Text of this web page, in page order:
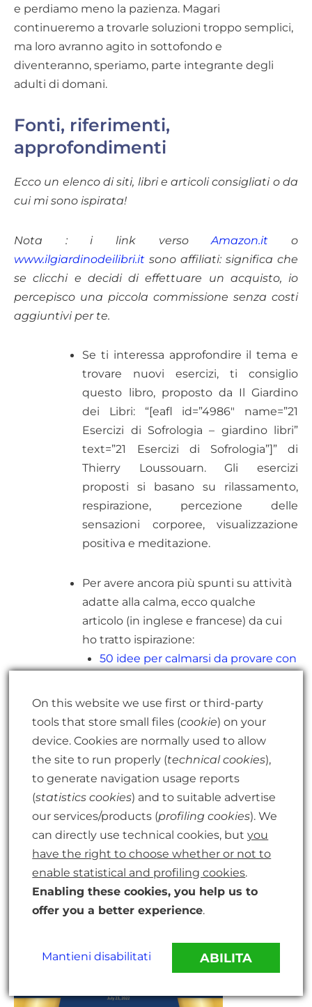
e perdiamo meno la pazienza. Magari
continueremo a trovarle soluzioni troppo semplici,
ma loro avranno agito in sottofondo e
diventeranno, speriamo, parte integrante degli
adulti di domani.
Fonti, riferimenti,
approfondimenti
Ecco un elenco di siti, libri e articoli consigliati o da
cui mi sono ispirata!
Nota : i link versoAmazon.it o
www.ilgiardinodeilibri.it sono affiliati: significa che
se clicchi e decidi di effettuare un acquisto, io
percepisco una piccola commissione senza costi
aggiuntivi per te.
Se ti interessa approfondire il tema e
trovare nuovi esercizi, ti consiglio
questo libro, proposto da Il Giardino
dei Libri: “[eafl id=”4986″ name=”21
Esercizi di Sofrologia – giardino libri”
text=”21 Esercizi di Sofrologia”]” di
Thierry Loussouarn. Gli esercizi
proposti si basano su rilassamento,
respirazione, percezione delle
sensazioni corporee, visualizzazione
positiva e meditazione.
Per avere ancora più spunti su attività
adatte alla calma, ecco qualche
articolo (in inglese e francese) da cui
ho tratto ispirazione:
50 idee per calmarsi da provare con
8 tecniche per calmarsi, per
bambini piccoli
12 consigli per ridurre stress e ansia
e nei bambini
come aiutare i bambini a rilassarsi
11 giochi calmi per aiutare i bambini
a rilassarsi
Articolo precedente Articolo successivo
e
On this website we use first or third-party
tools that store small files (cookie) on your
device. Cookies are normally used to allow
the site to run properly (technical cookies),
to generate navigation usage reports
(statistics cookies) and to suitable advertise
our services/products (profiling cookies). We
can directly use technical cookies, butyou
have the right to choose whether or not to
enable statistical and profiling cookies.
Enabling these cookies, you help us to
offer you a better experience.
ABILITA
Mantieni disabilitati